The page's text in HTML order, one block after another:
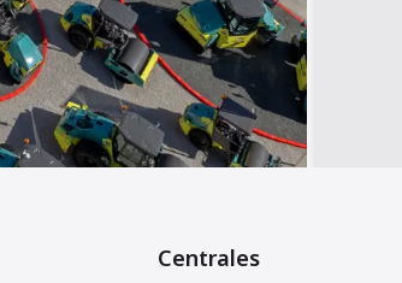
Centrales